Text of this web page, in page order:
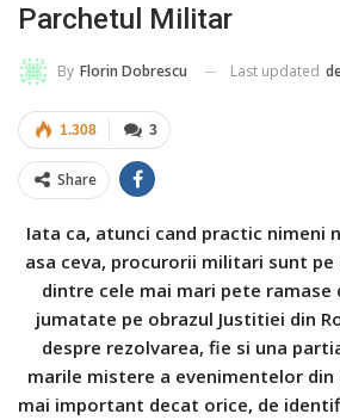
Parchetul Militar
By Florin Dobrescu Last updated
3
1.308
Share
Iata ca, atunci cand practic nimeni
asa ceva, procurorii militari sunt pe
dintre cele mai mari pete ramase
jumatate pe obrazul Justitiei din
despre rezolvarea, fie si una
marile mistere a evenimentelor din
mai important decat orice, de